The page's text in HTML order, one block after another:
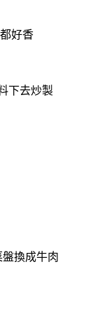
好香
下去炒製
換成牛肉